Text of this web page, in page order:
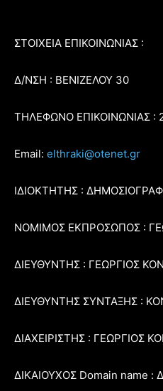
ΣΤΟΙΧΕΙΑ ΕΠΙΚΟΙΝΩΝΙΑΣ :
Δ/ΝΣΗ : ΒΕΝΙΖΕΛΟΥ 30
ΤΗΛΕΦΩΝΟ ΕΠΙΚΟΙΝΩΝΙΑΣ :
Email: elthraki@otenet.gr
ΙΔΙΟΚΤΗΤΗΣ :
ΝΟΜΙΜΟΣ ΕΚΠΡΟΣΩΠΟΣ :
ΔΙΕΥΘΥΝΤΗΣ : ΓΕΩΡΓΙΟΣ
ΔΙΕΥΘΥΝΤΗΣ ΣΥΝΤΑΞΗΣ :
ΔΙΑΧΕΙΡΙΣΤΗΣ : ΓΕΩΡΓΙΟΣ
ΔΙΚΑΙΟΥΧΟΣ Domain name